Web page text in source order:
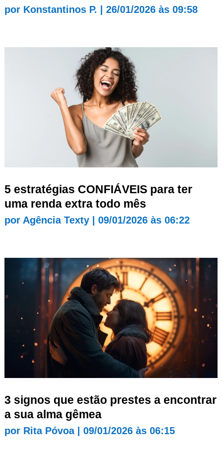
por Konstantinos P. 26/01/2026 às 09:58
5 estratégias CONFIÁVEIS para ter
uma renda extra todo mês
por Agência Texty| 09/01/2026 às 06:22
3 signos que estão prestes a encontrar
a sua alma gêmea
por Rita Póvoa| 09/01/2026 às 06:15